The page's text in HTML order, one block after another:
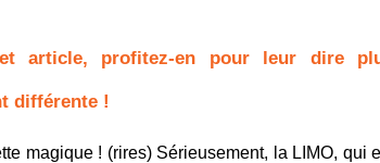
article, profitez-en pour leur dire
différente !
magique ! (rires) Sérieusement, la LIMO, qui